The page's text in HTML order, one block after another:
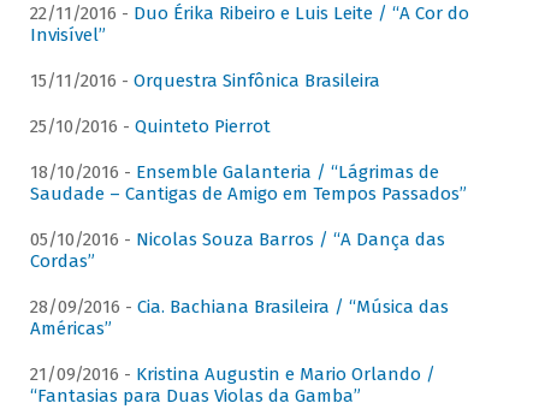
22/11/2016 - Duo Érika Ribeiro e Luis Leite / “A Cor do
Invisível”
15/11/2016 - Orquestra Sinfônica Brasileira
25/10/2016 - Quinteto Pierrot
18/10/2016 - Ensemble Galanteria / “Lágrimas de
Saudade – Cantigas de Amigo em Tempos Passados”
05/10/2016 - Nicolas Souza Barros / “A Dança das
Cordas”
28/09/2016 - Cia. Bachiana Brasileira / “Música das
Américas”
21/09/2016 - Kristina Augustin e Mario Orlando /
“Fantasias para Duas Violas da Gamba”